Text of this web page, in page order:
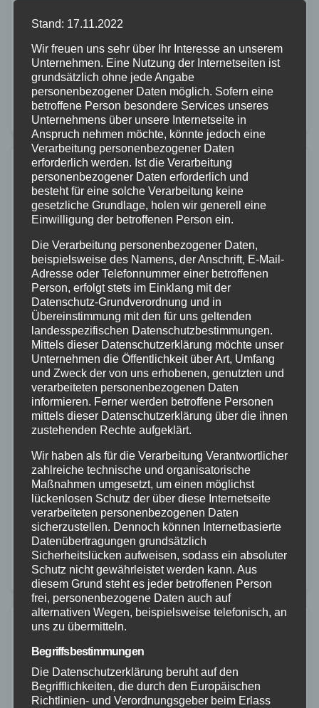
Am Freitagabend, 27.03.2026, gegen 20:28 Uhr
ereignete sich auf der Umgehungsstraße von
Westerburg (L288) zwischen den Abfahrten
Guckheim und Westerburg-Wörth ein schwerer
Verkehrsunfall im Gegenverkehr. Nach der Aufnahme
durch die…
FEUERWEHR POLIZEI RETTUNGSDIENST WESTERWALD
Auto brennt auf A3 vollständig aus –
Fahrer bleibt unverletzt
27. MÄRZ 2026
Am 26. März 2026 kam es gegen 16:50 Uhr auf der
BAB 3 in Fahrtrichtung Köln zu einem
Fahrzeugbrand. Nach ersten Erkenntnissen dürfte ein
technischer Defekt die Ursache gewesen sein.…
Stand: 17.11.2022
Wir freuen uns sehr über Ihr Interesse an unserem
Unternehmen. Eine Nutzung der Internetseiten ist
grundsätzlich ohne jede Angabe
personenbezogener Daten möglich. Sofern eine
betroffene Person besondere Services unseres
Unternehmens über unsere Internetseite in
Anspruch nehmen möchte, könnte jedoch eine
Verarbeitung personenbezogener Daten
erforderlich werden. Ist die Verarbeitung
personenbezogener Daten erforderlich und
besteht für eine solche Verarbeitung keine
gesetzliche Grundlage, holen wir generell eine
Einwilligung der betroffenen Person ein.
Die Verarbeitung personenbezogener Daten,
beispielsweise des Namens, der Anschrift, E-Mail-
Adresse oder Telefonnummer einer betroffenen
Person, erfolgt stets im Einklang mit der
Datenschutz-Grundverordnung und in
Übereinstimmung mit den für uns geltenden
landesspezifischen Datenschutzbestimmungen.
Mittels dieser Datenschutzerklärung möchte unser
Unternehmen die Öffentlichkeit über Art, Umfang
und Zweck der von uns erhobenen, genutzten und
verarbeiteten personenbezogenen Daten
informieren. Ferner werden betroffene Personen
mittels dieser Datenschutzerklärung über die ihnen
zustehenden Rechte aufgeklärt.
Wir haben als für die Verarbeitung Verantwortlicher
zahlreiche technische und organisatorische
Maßnahmen umgesetzt, um einen möglichst
lückenlosen Schutz der über diese Internetseite
verarbeiteten personenbezogenen Daten
sicherzustellen. Dennoch können Internetbasierte
Datenübertragungen grundsätzlich
Sicherheitslücken aufweisen, sodass ein absoluter
Schutz nicht gewährleistet werden kann. Aus
diesem Grund steht es jeder betroffenen Person
frei, personenbezogene Daten auch auf
alternativen Wegen, beispielsweise telefonisch, an
uns zu übermitteln.
Begriffsbestimmungen
Die Datenschutzerklärung beruht auf den
Begrifflichkeiten, die durch den Europäischen
Richtlinien- und Verordnungsgeber beim Erlass